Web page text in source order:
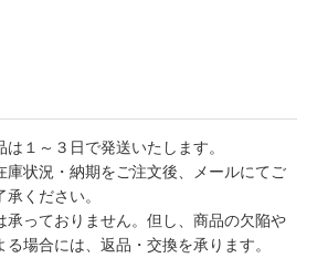
１～３日で発送いたします。
庫状況・納期をご注文後、メールにてご
ください。
承っておりません。但し、商品の欠陥や
場合には、返品・交換を承ります。